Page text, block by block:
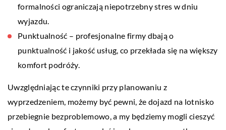
formalności ograniczają niepotrzebny stres w dniu
wyjazdu.
Punktualność – profesjonalne firmy dbają o
punktualność i jakość usług, co przekłada się na większy
komfort podróży.
Uwzględniając te czynniki przy planowaniu z
wyprzedzeniem, możemy być pewni, że dojazd na lotnisko
przebiegnie bezproblemowo, a my będziemy mogli cieszyć